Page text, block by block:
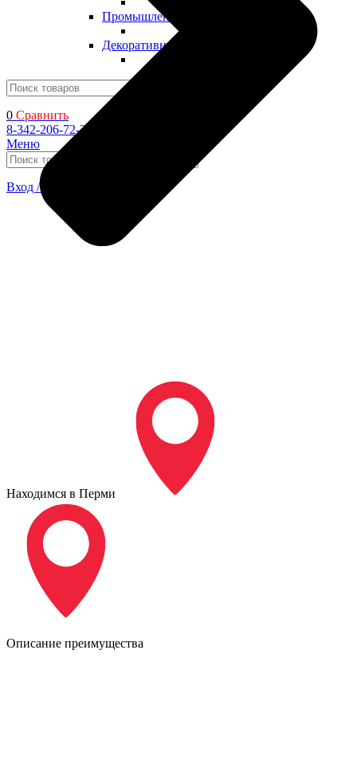
Промышленные ЛКМ
Декоративные ЛКМ
0 Сравнить
8-342-206-72-22
Меню
Вход / Регистрация
Находимся в Перми
Описание преимущества